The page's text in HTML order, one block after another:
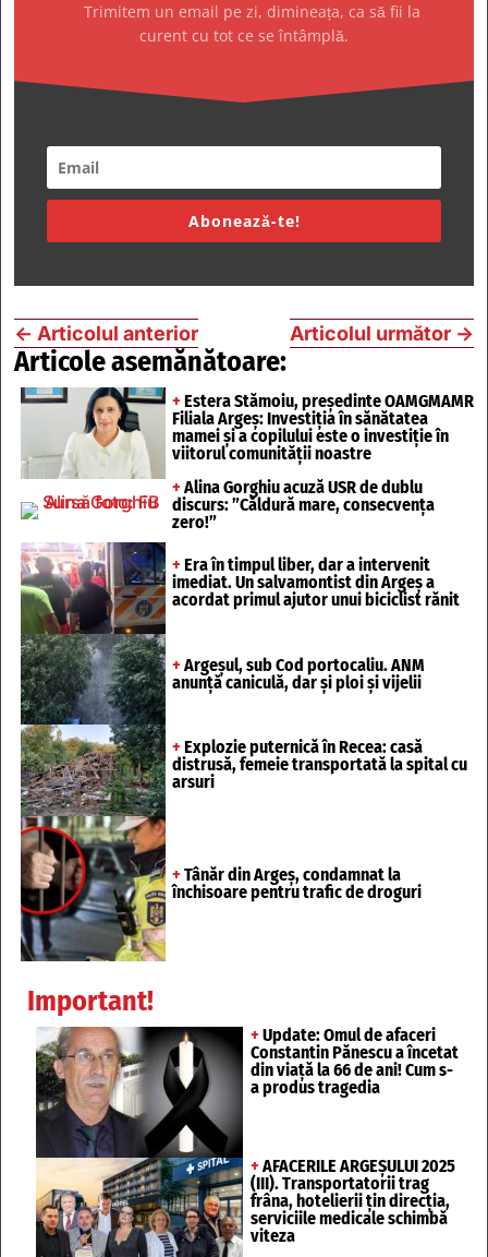
Trimitem un email pe zi, dimineața, ca să fii la
curent cu tot ce se întâmplă.
Abonează-te!
← Articolul anterior Articolul următor →
Articole asemănătoare:
+ Estera Stămoiu, președinte OAMGMAMR
Filiala Argeș: Investiția în sănătatea
mamei și a copilului este o investiție în
viitorul comunității noastre
+ Alina Gorghiu acuză USR de dublu
discurs: ”Căldură mare, consecvența
zero!”
+ Era în timpul liber, dar a intervenit
imediat. Un salvamontist din Argeș a
acordat primul ajutor unui biciclist rănit
+ Argeșul, sub Cod portocaliu. ANM
anunță caniculă, dar și ploi și vijelii
+ Explozie puternică în Recea: casă
distrusă, femeie transportată la spital cu
arsuri
+ Tânăr din Argeș, condamnat la
închisoare pentru trafic de droguri
Important!
+ Update: Omul de afaceri
Constantin Pănescu a încetat
din viață la 66 de ani! Cum s-
a produs tragedia
+ AFACERILE ARGEȘULUI 2025
(III). Transportatorii trag
frâna, hotelierii țin direcția,
serviciile medicale schimbă
viteza